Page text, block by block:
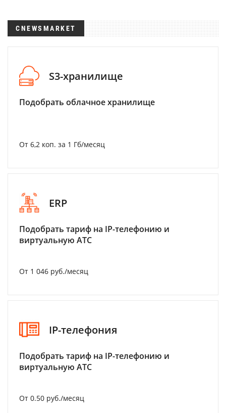
CNEWSMARKET
S3-хранилище
Подобрать облачное хранилище
От 6,2 коп. за 1 Гб/месяц
ERP
Подобрать тариф на IP-телефонию и
виртуальную АТС
От 1 046 руб./месяц
IP-телефония
Подобрать тариф на IP-телефонию и
виртуальную АТС
От 0.50 руб./месяц